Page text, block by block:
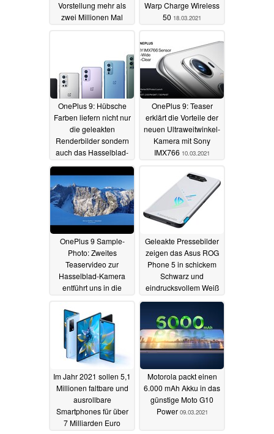
Vorstellung mehr als
zwei Millionen Mal
Warp Charge Wireless
50 18.03.2021
OnePlus 9: Hübsche
Farben liefern nicht nur
die geleakten
Renderbilder sondern
auch das Hasselblad-
11.03.2021
OnePlus 9: Teaser
erklärt die Vorteile der
neuen Ultraweitwinkel-
Kamera mit Sony
IMX766 10.03.2021
OnePlus 9 Sample-
Photo: Zweites
Teaservideo zur
Hasselblad-Kamera
entführt uns in die
Geleakte Pressebilder
zeigen das Asus ROG
Phone 5 in schickem
Schwarz und
eindrucksvollem Weiß
09.03.2021
Im Jahr 2021 sollen 5,1
Millionen faltbare und
ausrollbare
Smartphones für über
7 Milliarden Euro
Motorola packt einen
6.000 mAh Akku in das
günstige Moto G10
Power 09.03.2021